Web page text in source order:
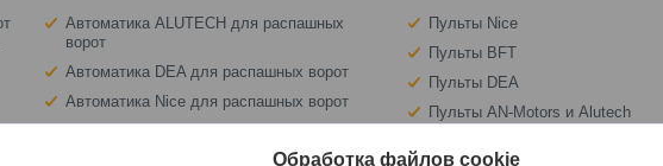
Автоматика ALUTECH для распашных
ворот
Автоматика DEA для распашных ворот
Автоматика Nice для распашных ворот
Пульты Nice
Пульты BFT
Пульты DEA
Пульты AN-Motors и Alutech
Обработка файлов cookie